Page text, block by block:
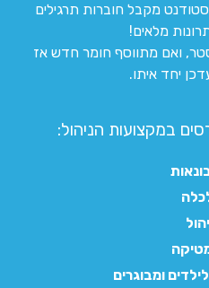
מקבל חוברות תרגילים
מלאים!
ואם מתווסף חומר חדש אז
יחד איתו.
במקצועות הניהול:
ומבוגרים